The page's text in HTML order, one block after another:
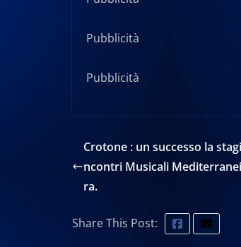
Pubblicità
Pubblicità
Crotone : un successo la
ncontri Musicali
ra.
Share This Post: